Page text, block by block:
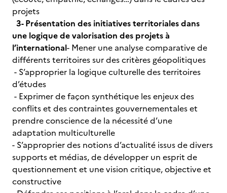
projets
3- Présentation des initiatives territoriales dans
une logique de valorisation des projets à
l’international- Mener une analyse comparative de
différents territoires sur des critères géopolitiques
- S’approprier la logique culturelle des territoires
d’études
- Exprimer de façon synthétique les enjeux des
conflits et des contraintes gouvernementales et
prendre conscience de la nécessité d’une
adaptation multiculturelle
- S’approprier des notions d’actualité issus de divers
supports et médias, de développer un esprit de
questionnement et une vision critique, objective et
constructive